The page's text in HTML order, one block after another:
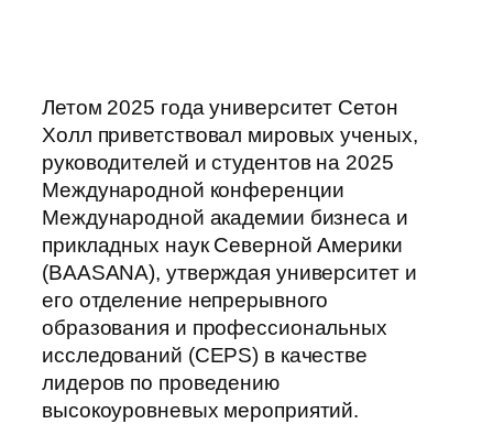
Летом 2025 года университет Сетон
Холл приветствовал мировых ученых,
руководителей и студентов на 2025
Международной конференции
Международной академии бизнеса и
прикладных наук Северной Америки
(BAASANA), утверждая университет и
его отделение непрерывного
образования и профессиональных
исследований (CEPS) в качестве
лидеров по проведению
высокоуровневых мероприятий.